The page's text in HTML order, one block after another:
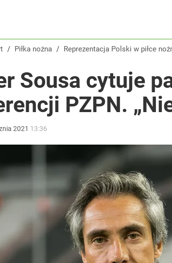
/ Piłka nożna / Reprezentacja Polski w piłce
Sousa cytuje
PZPN.
2021 13:36